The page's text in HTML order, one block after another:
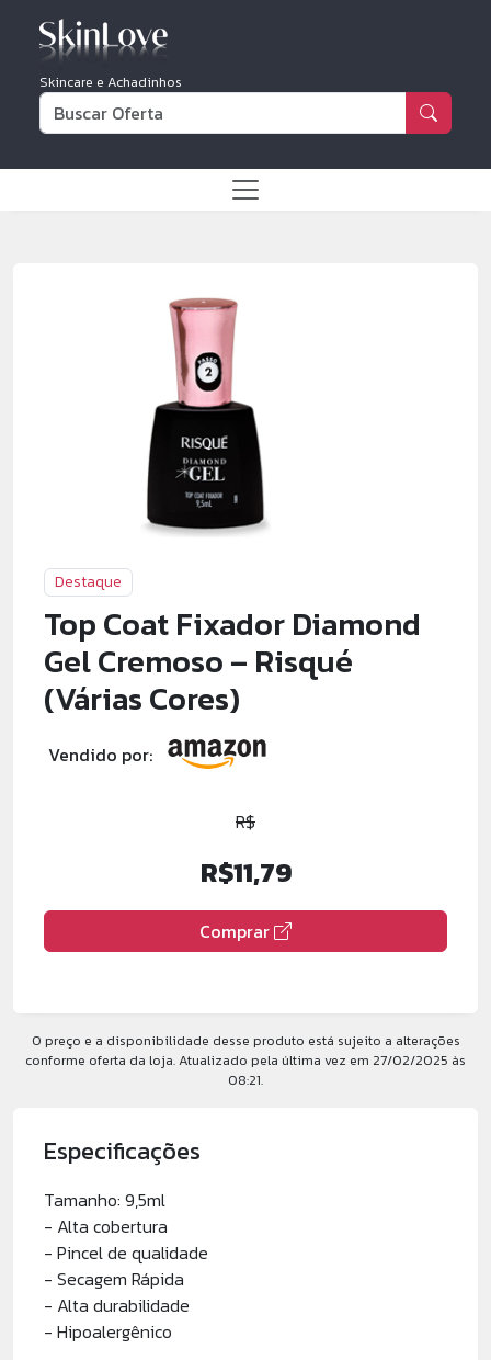
Skincare e Achadinhos
Destaque
Top Coat Fixador Diamond
Gel Cremoso – Risqué
(Várias Cores)
Vendido por:
R$
R$11,79
Comprar
O preço e a disponibilidade desse produto está sujeito a alterações
conforme oferta da loja. Atualizado pela última vez em 27/02/2025 às
08:21.
Especificações
Tamanho: 9,5ml
- Alta cobertura
- Pincel de qualidade
- Secagem Rápida
- Alta durabilidade
- Hipoalergênico